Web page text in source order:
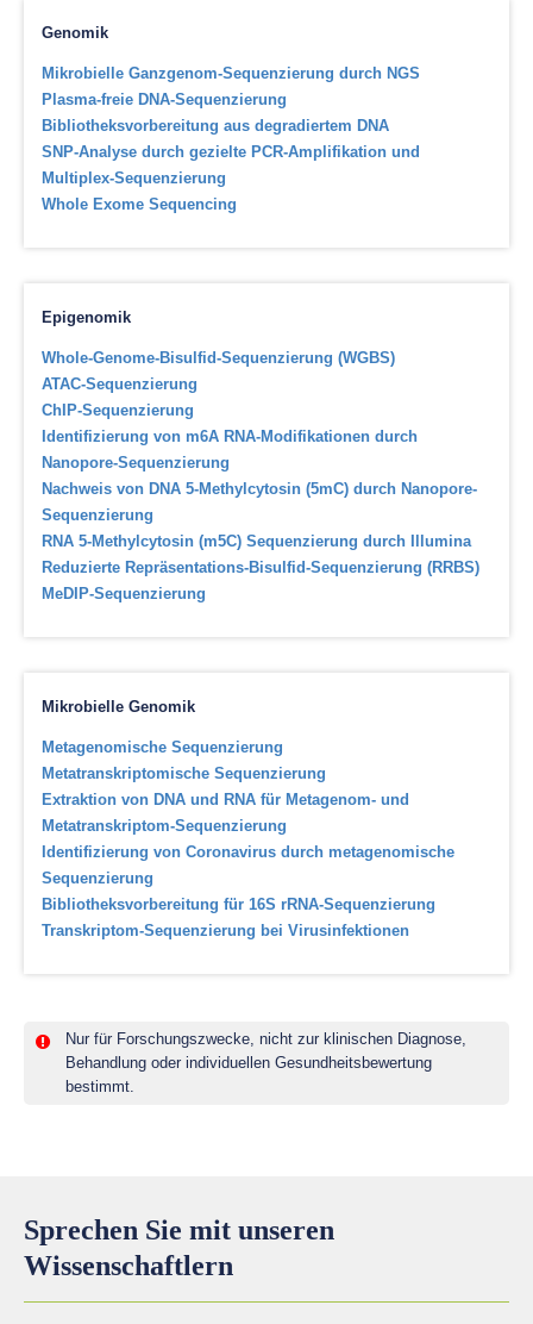
Genomik
Mikrobielle Ganzgenom-Sequenzierung durch NGS
Plasma-freie DNA-Sequenzierung
Bibliotheksvorbereitung aus degradiertem DNA
SNP-Analyse durch gezielte PCR-Amplifikation und
Multiplex-Sequenzierung
Whole Exome Sequencing
Epigenomik
Whole-Genome-Bisulfid-Sequenzierung (WGBS)
ATAC-Sequenzierung
ChIP-Sequenzierung
Identifizierung von m6A RNA-Modifikationen durch
Nanopore-Sequenzierung
Nachweis von DNA 5-Methylcytosin (5mC) durch Nanopore-
Sequenzierung
RNA 5-Methylcytosin (m5C) Sequenzierung durch Illumina
Reduzierte Repräsentations-Bisulfid-Sequenzierung (RRBS)
MeDIP-Sequenzierung
Mikrobielle Genomik
Metagenomische Sequenzierung
Metatranskriptomische Sequenzierung
Extraktion von DNA und RNA für Metagenom- und
Metatranskriptom-Sequenzierung
Identifizierung von Coronavirus durch metagenomische
Sequenzierung
Bibliotheksvorbereitung für 16S rRNA-Sequenzierung
Transkriptom-Sequenzierung bei Virusinfektionen
Nur für Forschungszwecke, nicht zur klinischen Diagnose,
Behandlung oder individuellen Gesundheitsbewertung
bestimmt.
Sprechen Sie mit unseren
Wissenschaftlern